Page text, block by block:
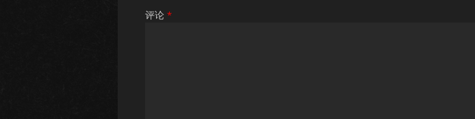
评论 *